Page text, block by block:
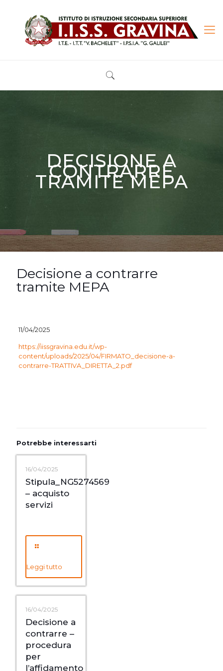
DECISIONE A
CONTRARRE
TRAMITE MEPA
Decisione a contrarre
tramite MEPA
11/04/2025
https://iissgravina.edu.it/wp-
content/uploads/2025/04/FIRMATO_decisione-a-
contrarre-TRATTIVA_DIRETTA_2.pdf
Potrebbe interessarti
16/04/2025
Stipula_NG5274569
– acquisto
servizi
Leggi tutto
16/04/2025
Decisione a
contrarre –
procedura
per
l’affidamento